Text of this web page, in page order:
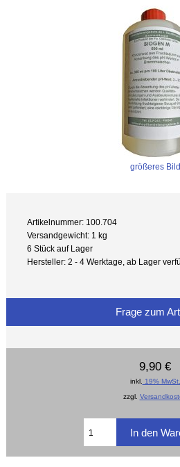
größeres Bild
Artikelnummer: 100.704
Versandgewicht: 1 kg
6 Stück auf Lager
Hersteller: 2 - 4 Werktage, ab Lager
Frage zum
9,90 €
inkl. 19% MwSt.
zzgl.